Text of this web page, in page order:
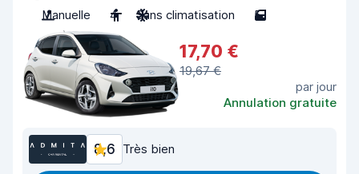
Manuelle
4 Sans climatisation 5
17,70 €
19,67 €
par jour
Annulation gratuite
8,6 Très bien